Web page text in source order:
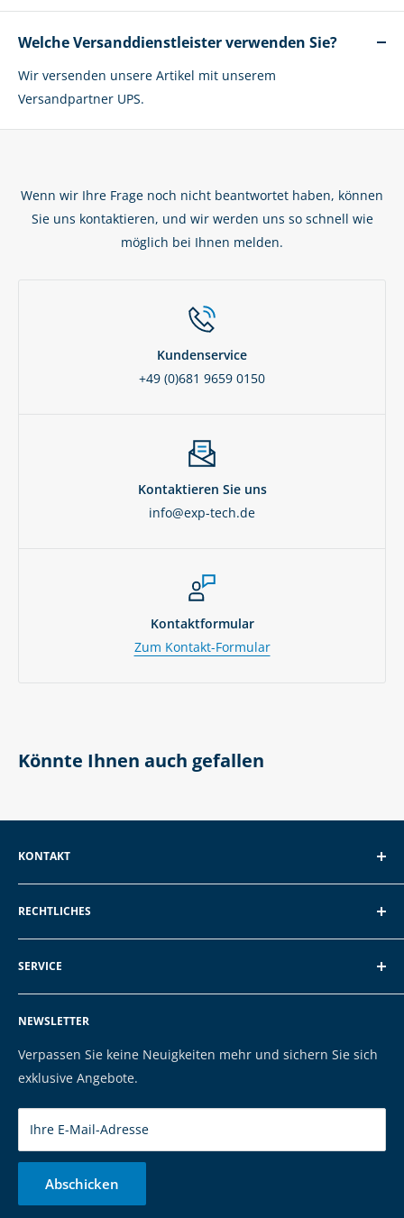
Welche Versanddienstleister verwenden Sie?
Wir versenden unsere Artikel mit unserem
Versandpartner UPS.
Wenn wir Ihre Frage noch nicht beantwortet haben, können
Sie uns kontaktieren, und wir werden uns so schnell wie
möglich bei Ihnen melden.
Kundenservice
+49 (0)681 9659 0150
Kontaktieren Sie uns
info@exp-tech.de
Kontaktformular
Zum Kontakt-Formular
Könnte Ihnen auch gefallen
KONTAKT
EXP GmbH
NEWSLETTER
Verpassen Sie keine Neuigkeiten mehr und sichern Sie sich
exklusive Angebote.
Ihre E-Mail-Adresse
Abschicken
RECHTLICHES
Über EXP
AGB und Kundeninformationen
Datenschutzerklärung
Impressum
Cookies
SERVICE
FAQ
Kontakt
Versand & Zahlung
Marken